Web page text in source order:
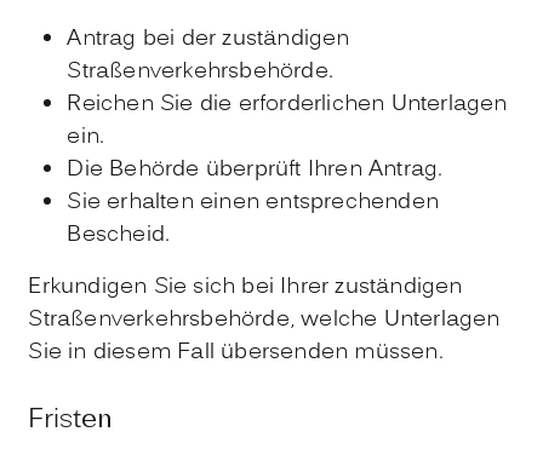
Antrag bei der zuständigen
Straßenverkehrsbehörde.
Reichen Sie die erforderlichen Unterlagen
ein.
Die Behörde überprüft Ihren Antrag.
Sie erhalten einen entsprechenden
Bescheid.
Erkundigen Sie sich bei Ihrer zuständigen
Straßenverkehrsbehörde, welche Unterlagen
Sie in diesem Fall übersenden müssen.
Fristen